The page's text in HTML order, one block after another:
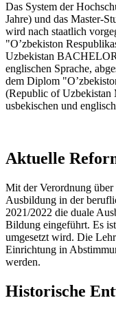
Das System der
Jahre) und das Master-
wird nach staatlich
"O’zbekiston
Uzbekistan
englischen Sprache,
dem Diplom
(Republic of
usbekischen und
Aktuelle
Mit der Verordnung über
Ausbildung in der
2021/2022 die duale
Bildung eingeführt. Es
umgesetzt wird. Die
Einrichtung in
werden.
Historische